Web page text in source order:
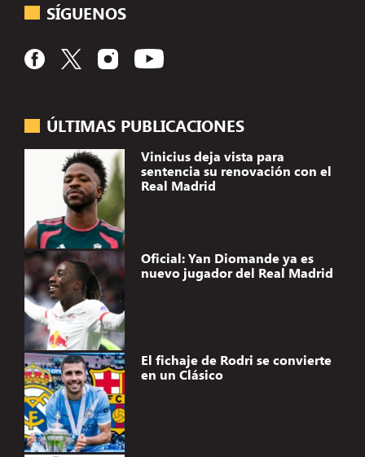
ÚLTIMAS PUBLICACIONES
Vinicius deja vista para
sentencia su renovación con el
Real Madrid
Oficial: Yan Diomande ya es
nuevo jugador del Real Madrid
El fichaje de Rodri se convierte
en un Clásico
SÍGUENOS